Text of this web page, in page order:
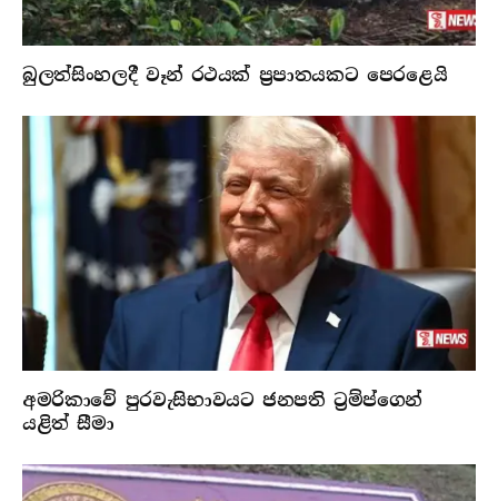
බුලත්සිංහලදී වෑන් රථයක් ප්‍රපාතයකට පෙරළෙයි
අමරිකාවේ පුරවැසිභාවයට ජනපති ට්‍රම්ප්ගෙන්
යළිත් සීමා